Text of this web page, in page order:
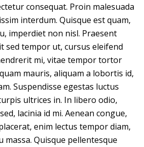
consequat. Proin malesuada
interdum. Quisque est quam,
imperdiet non nisl. Praesent
sed tempor ut, cursus eleifend
mi, vitae tempor tortor
mauris, aliquam a lobortis id,
Suspendisse egestas luctus
ultrices in. In libero odio,
lacinia id mi. Aenean congue,
enim lectus tempor diam,
massa. Quisque pellentesque